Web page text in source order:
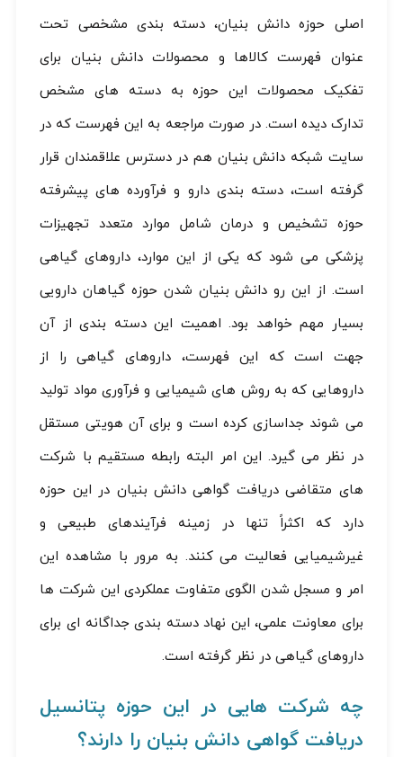
اصلی حوزه دانش بنیان، دسته بندی مشخصی تحت
عنوان فهرست کالاها و محصولات دانش بنیان برای
تفکیک محصولات این حوزه به دسته های مشخص
تدارک دیده است. در صورت مراجعه به این فهرست که در
سایت شبکه دانش بنیان هم در دسترس علاقمندان قرار
گرفته است، دسته بندی دارو و فرآورده های پیشرفته
حوزه تشخیص و درمان شامل موارد متعدد تجهیزات
پزشکی می شود که یکی از این موارد، داروهای گیاهی
است. از این رو دانش بنیان شدن حوزه گیاهان دارویی
بسیار مهم خواهد بود. اهمیت این دسته بندی از آن
جهت است که این فهرست، داروهای گیاهی را از
داروهایی که به روش های شیمیایی و فرآوری مواد تولید
می شوند جداسازی کرده است و برای آن هویتی مستقل
در نظر می گیرد. این امر البته رابطه مستقیم با شرکت
های متقاضی دریافت گواهی دانش بنیان در این حوزه
دارد که اکثراً تنها در زمینه فرآیندهای طبیعی و
غیرشیمیایی فعالیت می کنند. به مرور با مشاهده این
امر و مسجل شدن الگوی متفاوت عملکردی این شرکت ها
برای معاونت علمی، این نهاد دسته بندی جداگانه ای برای
داروهای گیاهی در نظر گرفته است.
چه شرکت هایی در این حوزه پتانسیل
دریافت گواهی دانش بنیان را دارند؟